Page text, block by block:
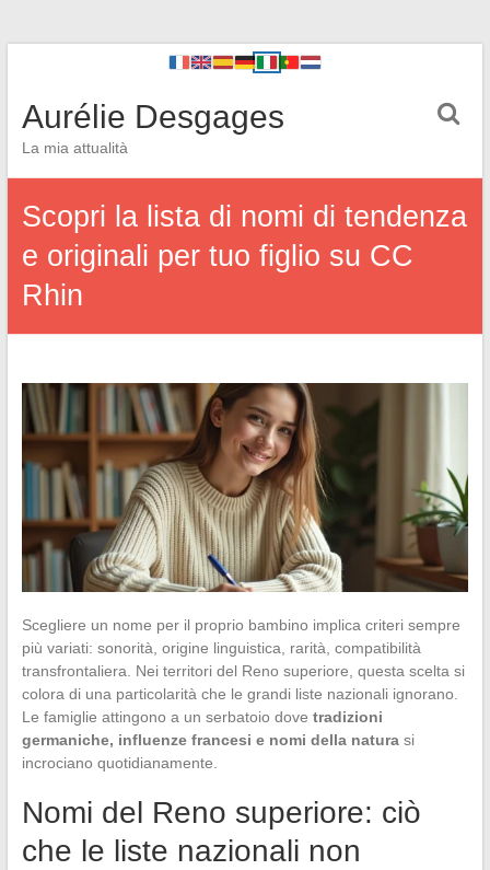
Aurélie Desgages
La mia attualità
Scopri la lista di nomi di tendenza
e originali per tuo figlio su CC
Rhin
Scegliere un nome per il proprio bambino implica criteri sempre
più variati: sonorità, origine linguistica, rarità, compatibilità
transfrontaliera. Nei territori del Reno superiore, questa scelta si
colora di una particolarità che le grandi liste nazionali ignorano.
Le famiglie attingono a un serbatoio dove tradizioni
germaniche, influenze francesi e nomi della naturasi
incrociano quotidianamente.
Nomi del Reno superiore: ciò
che le liste nazionali non